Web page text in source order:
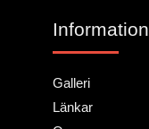
Information
Galleri
Länkar